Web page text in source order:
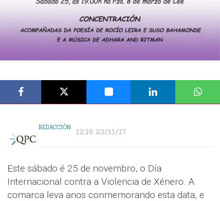
REDACCIÓN 12:16 23/11/17
Este sábado é 25 de novembro, o Día
Internacional contra a Violencia de Xénero. A
comarca leva anos conmemorando esta data, e